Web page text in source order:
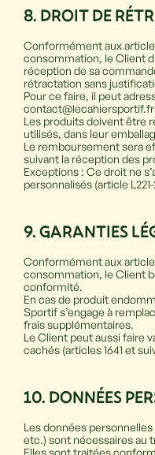
8. DROIT DE RÉ
Conformément aux
consommation, le Client
réception de sa
rétractation sans
Pour ce faire, il peut
contact@lecahiersportif.fr
Les produits doivent être
utilisés, dans leur
Le remboursement sera
suivant la réception des
Exceptions : Ce droit ne
personnalisés (article
9. GARANTIES LÉ
Conformément aux
consommation, le Client
conformité.
En cas de produit
Sportif s’engage à
frais supplémentaires.
Le Client peut aussi faire
cachés (articles 1641 et
10. DONNÉES
Les données
etc.) sont nécessaires au
Elles sont traitées